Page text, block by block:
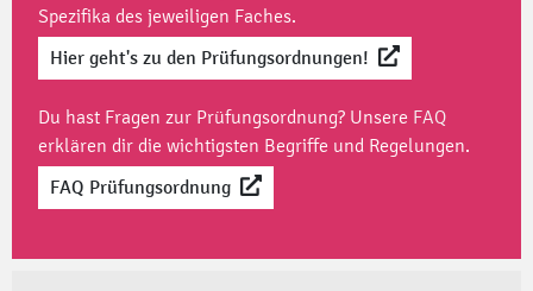
Spezifika des jeweiligen Faches.
Hier geht's zu den Prüfungsordnungen!
Du hast Fragen zur Prüfungsordnung? Unsere FAQ
erklären dir die wichtigsten Begriffe und Regelungen.
FAQ Prüfungsordnung